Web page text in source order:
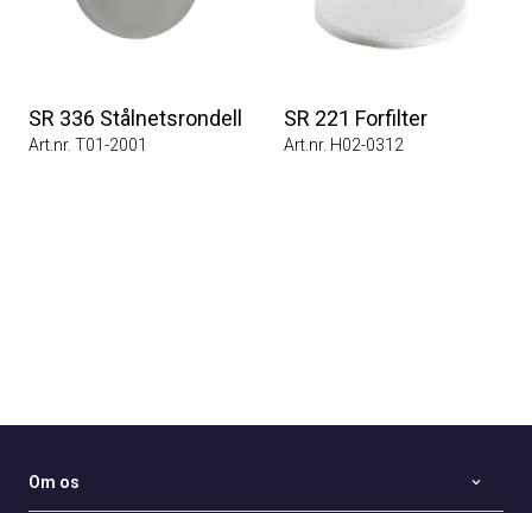
SR 336 Stålnetsrondell
Art.nr. T01-2001
SR 221 Forfilter
Art.nr. H02-0312
Om os